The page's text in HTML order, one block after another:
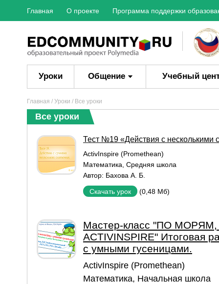
Главная О проекте Программа поддержки
Уроки Общение Учебный
Главная / Уроки / Все уроки
Все уроки
Тест №19 «Действия с несколькими
ActivInspire (Promethean)
Математика Средняя школа
Автор: Бахова А. Б.
Скачать урок (0,48 Мб)
Мастер-класс "ПО
ACTIVINSPIRE" Итоговая
с умными гусеницами.
ActivInspire (Promethean)
Математика, Начальная школа